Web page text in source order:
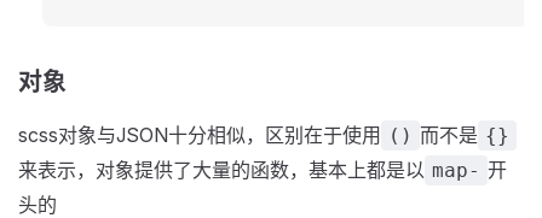
对象
scss对象与JSON十分相似，区别在于使用 () 而不是 {}
来表示，对象提供了大量的函数，基本上都是以 map- 开
头的